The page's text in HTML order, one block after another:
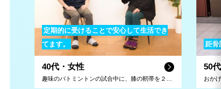
定期的に受けることで安心して生活でき
てます。
40代・女性
趣味のバトミントンの試合中に、膝の靭帯を２本損傷してしまい、即病院送りに。リハビリにも取り組んでいましたが、怪我前の状態には戻らず、「このまま治らないのかな・・・。」と不安を抱えていました。そんな時距骨サロンを見つけ、足の専門的な話や治療プランを提案していただき、継続的に利用することで改善が見られるようになりました。 今では定期メンテナンスをしてもらい、趣味のバドミントンを続けることができています！先生今後もよろしくお願いしています。
距骨
50